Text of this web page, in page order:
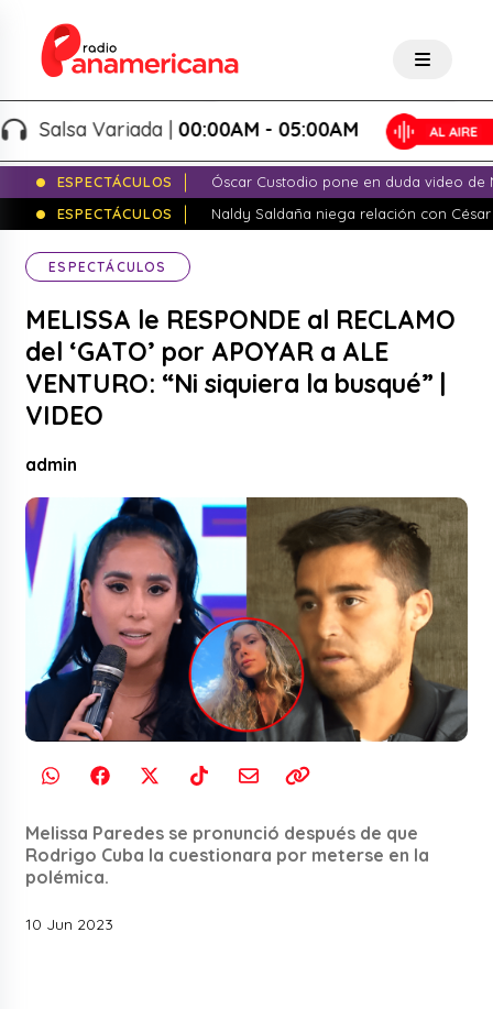
Variada |00:00AM - 05:00AM
ESPECTÁCULOS
Óscar Custodio pone en duda video de
ESPECTÁCULOS
Naldy Saldaña niega relación con
ESPECTÁCULOS
MELISSA le RESPONDE al RECLAMO
del ‘GATO’ por APOYAR a ALE
VENTURO: “Ni siquiera la busqué” |
VIDEO
admin
Melissa Paredes se pronunció después de que
Rodrigo Cuba la cuestionara por meterse en la
polémica.
10 Jun 2023